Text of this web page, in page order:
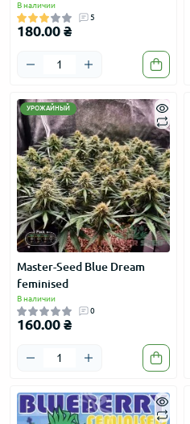
В наличии
5
180.00 ₴
УРОЖАЙНЫЙ
Master-Seed Blue Dream
feminised
В наличии
0
160.00 ₴